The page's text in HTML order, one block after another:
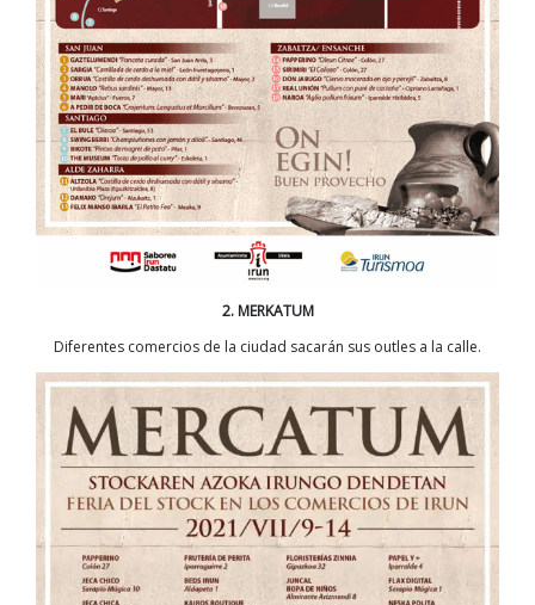
2. MERKATUM
Diferentes comercios de la ciudad sacarán sus outles a la calle.